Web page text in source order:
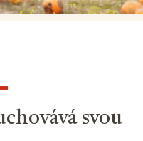
svou